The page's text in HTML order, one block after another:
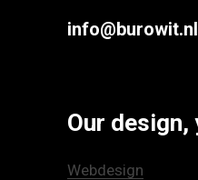
info@burowit.nl
Our design,
Webdesign